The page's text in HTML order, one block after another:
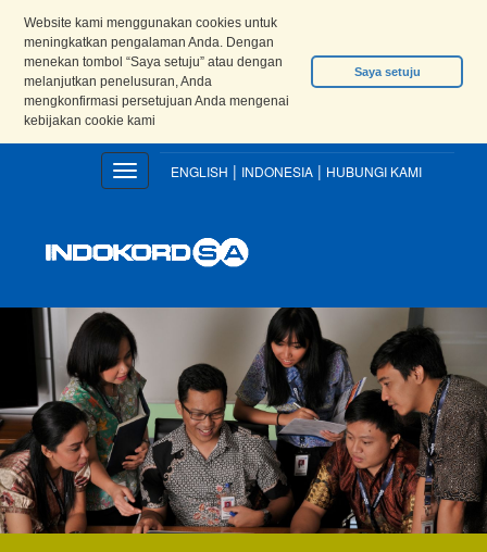
Website kami menggunakan cookies untuk
meningkatkan pengalaman Anda. Dengan
menekan tombol “Saya setuju” atau dengan
melanjutkan penelusuran, Anda
mengkonfirmasi persetujuan Anda mengenai
kebijakan cookie kami
Saya setuju
ENGLISH | INDONESIA | HUBUNGI KAMI
Toggle
navigation